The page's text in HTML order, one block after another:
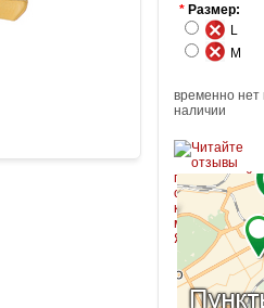
* Размер:
L
M
временно нет
наличии